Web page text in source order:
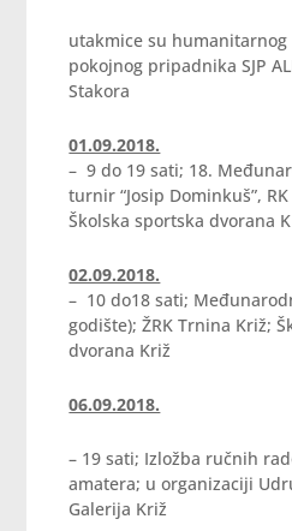
utakmice su humanitarnog
pokojnog pripadnika SJP
Stakora
01.09.2018.
– 9 do 19 sati; 18.
turnir “Josip Dominkuš”,
Školska sportska dvorana K
02.09.2018.
– 10 do18 sati;
godište); ŽRK Trnina Križ;
dvorana Križ
06.09.2018.
– 19 sati; Izložba ručnih
amatera; u organizaciji
Galerija Križ